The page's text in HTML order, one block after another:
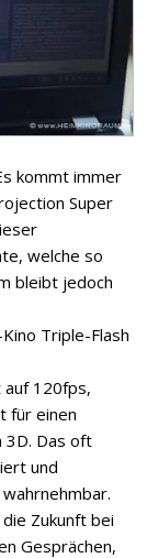
kommt immer
Super
welche so
bleibt jedoch
Triple-Flash
auf 120fps,
für einen
3D. Das oft
und
Zukunft bei
Gesprächen,